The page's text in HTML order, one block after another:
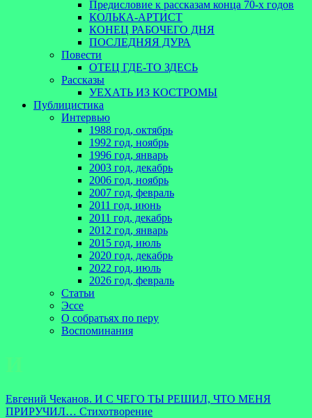
Предисловие к рассказам конца 70-х годов
КОЛЬКА-АРТИСТ
КОНЕЦ РАБОЧЕГО ДНЯ
ПОСЛЕДНЯЯ ДУРА
Повести
ОТЕЦ ГДЕ-ТО ЗДЕСЬ
Рассказы
УЕХАТЬ ИЗ КОСТРОМЫ
Публицистика
Интервью
1988 год, октябрь
1992 год, ноябрь
1996 год, январь
2003 год, декабрь
2006 год, ноябрь
2007 год, февраль
2011 год, июнь
2011 год, декабрь
2012 год, январь
2015 год, июль
2020 год, декабрь
2022 год, июль
2026 год, февраль
Статьи
Эссе
О собратьях по перу
Воспоминания
Евгений Чеканов. И С ЧЕГО ТЫ РЕШИЛ, ЧТО МЕНЯ
ПРИРУЧИЛ… Стихотворение